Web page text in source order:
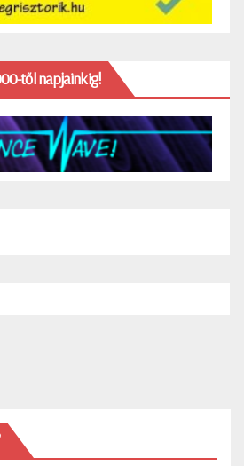
től napjainkig!